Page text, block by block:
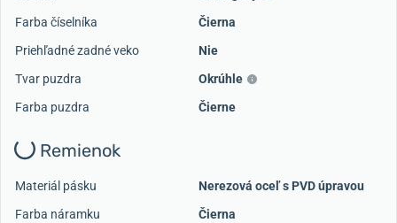
Farba číselníka
Čierna
Priehľadné zadné veko
Nie
Tvar puzdra
Okrúhle
Farba puzdra
Čierne
Remienok
Materiál pásku
Nerezová oceľ s PVD úpravou
Farba náramku
Čierna